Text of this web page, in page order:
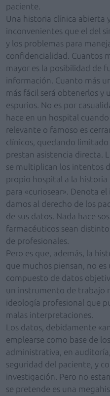
paciente.
Una historia clínica abierta
inconvenientes que el del
y los problemas para
confidencialidad. Cuantos
mayor es la posibilidad de
información. Cuanto más
más fácil será obtenerlos y
espurios. No es por
hace en un hospital
relevante o famoso es
clínicos, quedando limitado
prestan asistencia directa.
se multiplican los intentos
propio hospital a la historia
para «curiosear». Denota
damos al derecho de los
de sus datos. Nada hace
farmacéuticos sean
de profesionales.
Pero es que, además, la
que muchos piensan, no
compuesto de datos
un instrumento de trabajo
ideología profesional que
malas interpretaciones.
Los datos, debidamente
emplearse como base de
administrativa, en
seguridad del paciente, y
investigación. Pero no
se pretende es una